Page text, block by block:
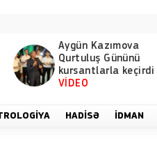
Aygün Kazımova
Qurtuluş Gününü
kursantlarla keçirdi
VİDEO
HADISƏ İDMAN